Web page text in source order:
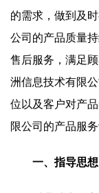
的需求，做到及
公司的产品质量
售后服务，满足
洲信息技术有限
位以及客户对产
限公司的产品服务
一、指导思想